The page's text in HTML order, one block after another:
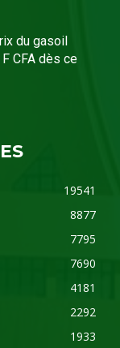
du gasoil
CFA dès ce
19541
8877
7795
7690
4181
2292
1933